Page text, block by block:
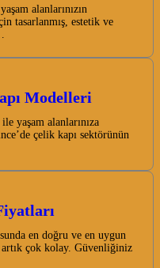
alanlarınızın
tasarlanmış, estetik ve
Modelleri
yaşam alanlarınıza
çelik kapı sektörünün
en doğru ve en uygun
çok kolay. Güvenliğiniz